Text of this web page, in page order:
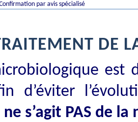
par avis spécialisé
DE
est
d’éviter
ne s’agit PAS de